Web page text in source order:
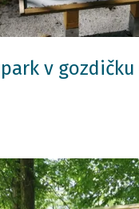
v gozdičku